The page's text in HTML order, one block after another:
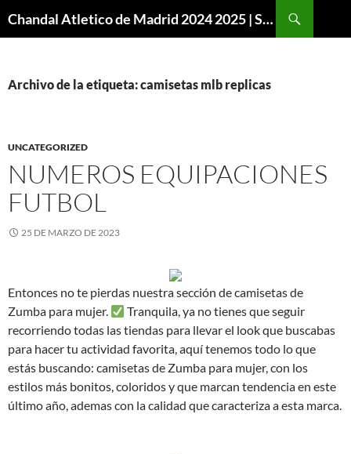
Chandal Atletico de Madrid 2024 2025 | SuperVigo
Archivo de la etiqueta: camisetas mlb replicas
UNCATEGORIZED
NUMEROS EQUIPACIONES
FUTBOL
25 DE MARZO DE 2023
Entonces no te pierdas nuestra sección de camisetas de
Zumba para mujer.
Tranquila, ya no tienes que seguir
recorriendo todas las tiendas para llevar el look que buscabas
para hacer tu actividad favorita, aquí tenemos todo lo que
estás buscando: camisetas de Zumba para mujer, con los
estilos más bonitos, coloridos y que marcan tendencia en este
último año, ademas con la calidad que caracteriza a esta marca.